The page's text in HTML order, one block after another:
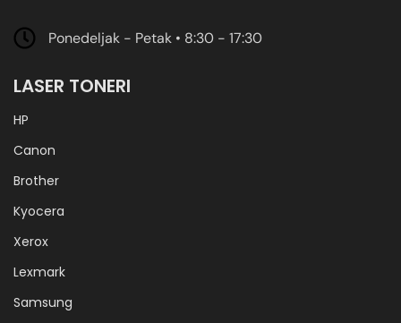
Ponedeljak - Petak • 8:30 - 17:30
LASER TONERI
HP
Canon
Brother
Kyocera
Xerox
Lexmark
Samsung